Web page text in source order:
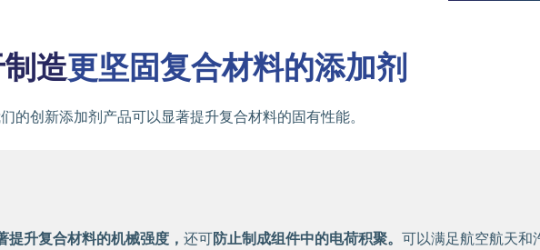
造更坚固复合材料的添加剂
的创新添加剂产品可以显著提升复合材料的固有性能。
提升复合材料的机械强度， 还可防止制成组件中的电荷积聚。 可以满足航空航天和